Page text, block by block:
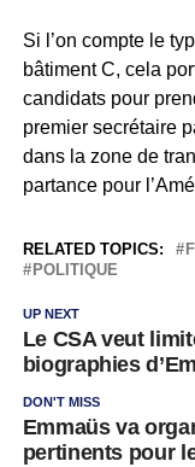
Si l’on compte le
bâtiment C, cela
candidats pour
premier secrétaire
dans la zone de
partance pour
RELATED TOPICS:
POLITIQUE
UP NEXT
Le CSA veut
biographies
DON'T MISS
Emmaüs va
pertinents pour